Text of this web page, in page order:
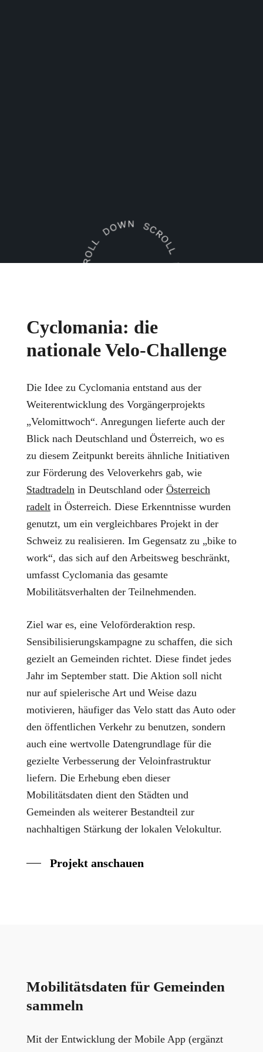
Cyclomania: die
nationale Velo-Challenge
Die Idee zu Cyclomania entstand aus der
Weiterentwicklung des Vorgängerprojekts
„Velomittwoch“. Anregungen lieferte auch der
Blick nach Deutschland und Österreich, wo es
zu diesem Zeitpunkt bereits ähnliche Initiativen
zur Förderung des Veloverkehrs gab, wie
Stadtradeln in Deutschland oder Österreich
radeltin Österreich. Diese Erkenntnisse wurden
genutzt, um ein vergleichbares Projekt in der
Schweiz zu realisieren. Im Gegensatz zu „bike to
work“, das sich auf den Arbeitsweg beschränkt,
umfasst Cyclomania das gesamte
Mobilitätsverhalten der Teilnehmenden.
Ziel war es, eine Veloförderaktion resp.
Sensibilisierungskampagne zu schaffen, die sich
gezielt an Gemeinden richtet. Diese findet jedes
Jahr im September statt. Die Aktion soll nicht
nur auf spielerische Art und Weise dazu
motivieren, häufiger das Velo statt das Auto oder
den öffentlichen Verkehr zu benutzen, sondern
auch eine wertvolle Datengrundlage für die
gezielte Verbesserung der Veloinfrastruktur
liefern. Die Erhebung eben dieser
Mobilitätsdaten dient den Städten und
Gemeinden als weiterer Bestandteil zur
nachhaltigen Stärkung der lokalen Velokultur.
Projekt anschauen
Mobilitätsdaten für Gemeinden
sammeln
Mit der Entwicklung der Mobile App (ergänzt